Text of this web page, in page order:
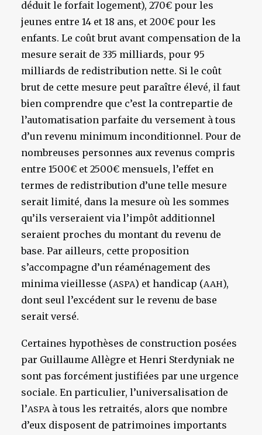
déduit le forfait logement), 270€ pour les
jeunes entre 14 et 18 ans, et 200€ pour les
enfants. Le coût brut avant compensation de la
mesure serait de 335 milliards, pour 95
milliards de redistribution nette. Si le coût
brut de cette mesure peut paraître élevé, il faut
bien comprendre que c’est la contrepartie de
l’automatisation parfaite du versement à tous
d’un revenu minimum inconditionnel. Pour de
nombreuses personnes aux revenus compris
entre 1500€ et 2500€ mensuels, l’effet en
termes de redistribution d’une telle mesure
serait limité, dans la mesure où les sommes
qu’ils verseraient via l’impôt additionnel
seraient proches du montant du revenu de
base. Par ailleurs, cette proposition
s’accompagne d’un réaménagement des
minima vieillesse (ASPA) et handicap (AAH),
dont seul l’excédent sur le revenu de base
serait versé.
Certaines hypothèses de construction posées
par Guillaume Allègre et Henri Sterdyniak ne
sont pas forcément justifiées par une urgence
sociale. En particulier, l’universalisation de
l’ASPAà tous les retraités, alors que nombre
d’eux disposent de patrimoines importants